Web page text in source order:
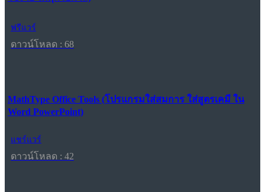
ฟรีแวร์
ดาวน์โหลด : 68
MathType Office Tools (โปรแกรมใส่สมการ ใส่สูตรเคมี ใน
Word PowerPoint)
แชร์แวร์
ดาวน์โหลด : 42